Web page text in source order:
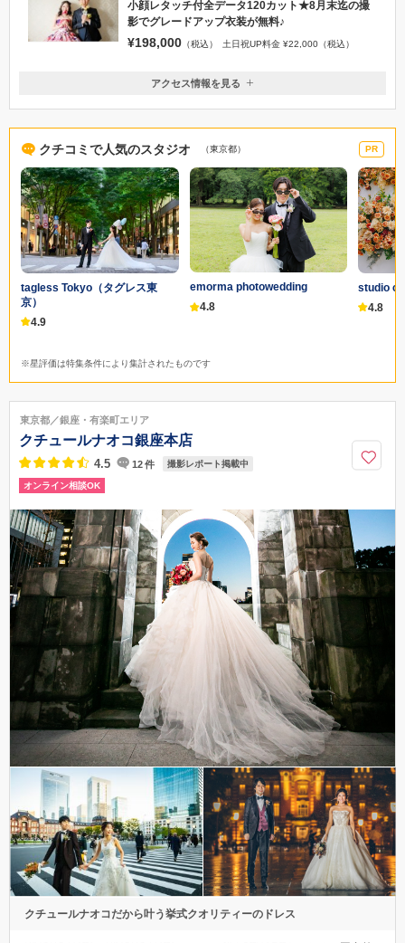
小顔レタッチ付全データ120カット★8月末迄の撮
影でグレードアップ衣装が無料♪
¥198,000 （税込） 土日祝UP料金 ¥22,000（税込）
東京都荒川区西日暮里６丁目５４−４
３分
03-3894-0151
アクセス情報を見る
クチコミで人気のスタジオ （東京都） PR
tagless Tokyo（タグレス東
京）
4.9
emorma photowedding
4.8
studio
4.8
※星評価は特集条件により集計されたものです
東京都／銀座・有楽町エリア
クチュールナオコ銀座本店
4.5 12件 撮影レポート掲載中
オンライン相談OK
クチュールナオコだから叶う挙式クオリティーのドレス